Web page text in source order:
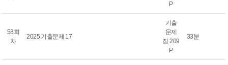
P
58회
차
2025 기출문제 17
기출
문제
집 209
P
33분